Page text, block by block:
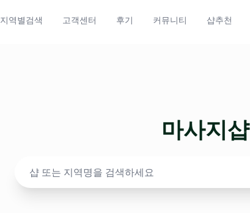
지역별검색 고객센터 후기 커뮤니티 샵추천
마사지샵